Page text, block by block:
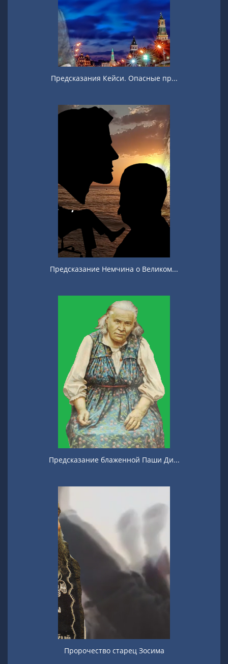
Предсказания Кейси. Опасные пр...
Предсказание Немчина о Великом...
Предсказание блаженной Паши Ди...
Пророчество старец Зосима